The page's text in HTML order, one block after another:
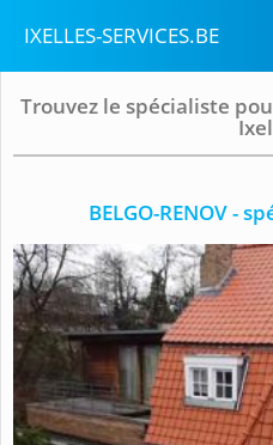
IXELLES-SERVICES.BE
Trouvez le spécialiste
BELGO-RENOV -